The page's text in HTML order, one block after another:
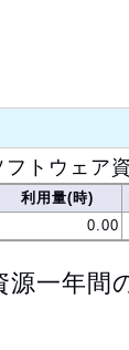
フトウェア
利用量(時)
0.00
一年間